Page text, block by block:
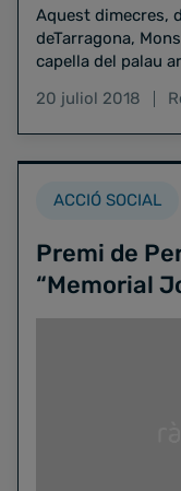
Aquest dimecres,
deTarragona,
capella del palau
20 juliol 2018
ACCIÓ SOCIAL
Premi de
“Memorial